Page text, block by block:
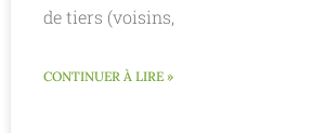
de tiers (voisins,
CONTINUER À LIRE »